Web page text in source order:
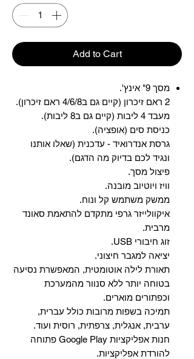
Add to Cart
מסך 9" אינץ'.
2 ראם זיכרון (קיים גם ב4/6/8 ראם זיכרון).
מעבד 4 ליבות (קיים גם ב8 ליבות).
כניסת סים (אופציה).
גרסת אנדרואיד - עדכנית (שאלו אותנו
ונגיד לכם בדיוק מה הדגם).
פיצול מסך.
וויז ויוטיוב מובנה.
ממשק משתמש קל ונוח.
איקוולייזר גרפי מתקדם להתאמת סאונד
מרבית.
זוג חיבורי USB.
יציאה למגבר חיצוני.
תאורת לילה אוטומטית, המאפשרת נסיעה
בטוחה יותר ללא סנוור מהמערכת
וכפתורים מוארים.
תמיכה בשפות מרובות כולל עברית,
ערבית, אנגלית, צרפתית, רוסית ועוד.
‏חנות אפליקציות Google Play פתוחה
להורדת אפליקציות.